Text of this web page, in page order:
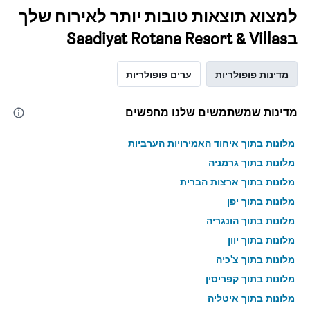
למצוא תוצאות טובות יותר לאירוח שלך
בSaadiyat Rotana Resort & Villas
מדינות פופולריות ערים פופולריות
מדינות שמשתמשים שלנו מחפשים
מלונות בתוך איחוד האמירויות הערביות
מלונות בתוך גרמניה
מלונות בתוך ארצות הברית
מלונות בתוך יפן
מלונות בתוך הונגריה
מלונות בתוך יוון
מלונות בתוך צ'כיה
מלונות בתוך קפריסין
מלונות בתוך איטליה